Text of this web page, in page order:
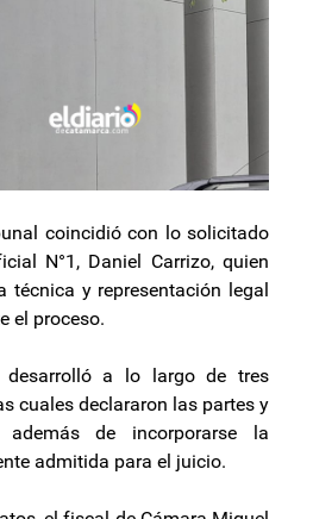
coincidió con lo solicitado
N°1, Daniel Carrizo, quien
técnica y representación legal
el proceso.
a lo largo de tres
cuales declararon las partes y
además de incorporarse la
admitida para el juicio.